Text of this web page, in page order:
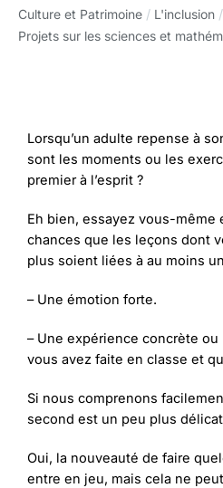
Culture et Patrimoine / L'inclusion /
Projets sur les sciences et
Lorsqu’un adulte repense à
sont les moments ou les
premier à l’esprit ?
Eh bien, essayez vous-même
chances que les leçons dont
plus soient liées à au moins
– Une émotion forte.
– Une expérience concrète
vous avez faite en classe et
Si nous comprenons
second est un peu plus
Oui, la nouveauté de faire
entre en jeu, mais cela ne